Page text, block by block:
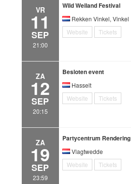
VR
11
SEP
21:00
Wild Weiland Festival
Rekken Vinkel, Vinkel
Website
Tickets
ZA
12
SEP
20:15
Besloten event
Hasselt
Website
Tickets
ZA
19
SEP
23:59
Partycentrum Rendering
Vlagtwedde
Website
Tickets